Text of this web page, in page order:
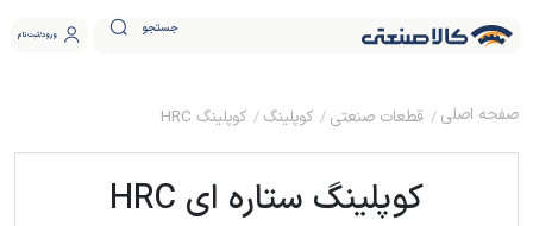
جستجو ورود ثبت نام
قطعات صنعتی کوپلینگ کوپلینگ HRC
کوپلینگ ستاره ای HRC